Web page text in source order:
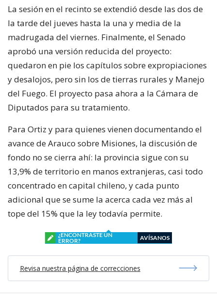
La sesión en el recinto se extendió desde las dos de
la tarde del jueves hasta la una y media de la
madrugada del viernes. Finalmente, el Senado
aprobó una versión reducida del proyecto:
quedaron en pie los capítulos sobre expropiaciones
y desalojos, pero sin los de tierras rurales y Manejo
del Fuego. El proyecto pasa ahora a la Cámara de
Diputados para su tratamiento.
Para Ortiz y para quienes vienen documentando el
avance de Arauco sobre Misiones, la discusión de
fondo no se cierra ahí: la provincia sigue con su
13,9% de territorio en manos extranjeras, casi todo
concentrado en capital chileno, y cada punto
adicional que se sume la acerca cada vez más al
tope del 15% que la ley todavía permite.
¿ENCONTRASTE UN
ERROR?
AVÍSANOS
Revisa nuestra página de correcciones